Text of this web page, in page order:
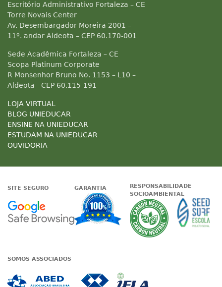
Escritório Administrativo Fortaleza – CE
Torre Novais Center
Av. Desembargador Moreira 2001 –
11º. andar Aldeota – CEP 60.170-001
Sede Acadêmica Fortaleza – CE
Scopa Platinum Corporate
R Monsenhor Bruno No. 1153 – L10 –
Aldeota - CEP 60.115-191
LOJA VIRTUAL
BLOG UNIEDUCAR
ENSINE NA UNIEDUCAR
ESTUDAM NA UNIEDUCAR
OUVIDORIA
SITE SEGURO
Google - Status do site no
GARANTIA
Garantia de
RESPONSABILIDADE
SOCIOAMBIENTAL
A
SOMOS ASSOCIADOS